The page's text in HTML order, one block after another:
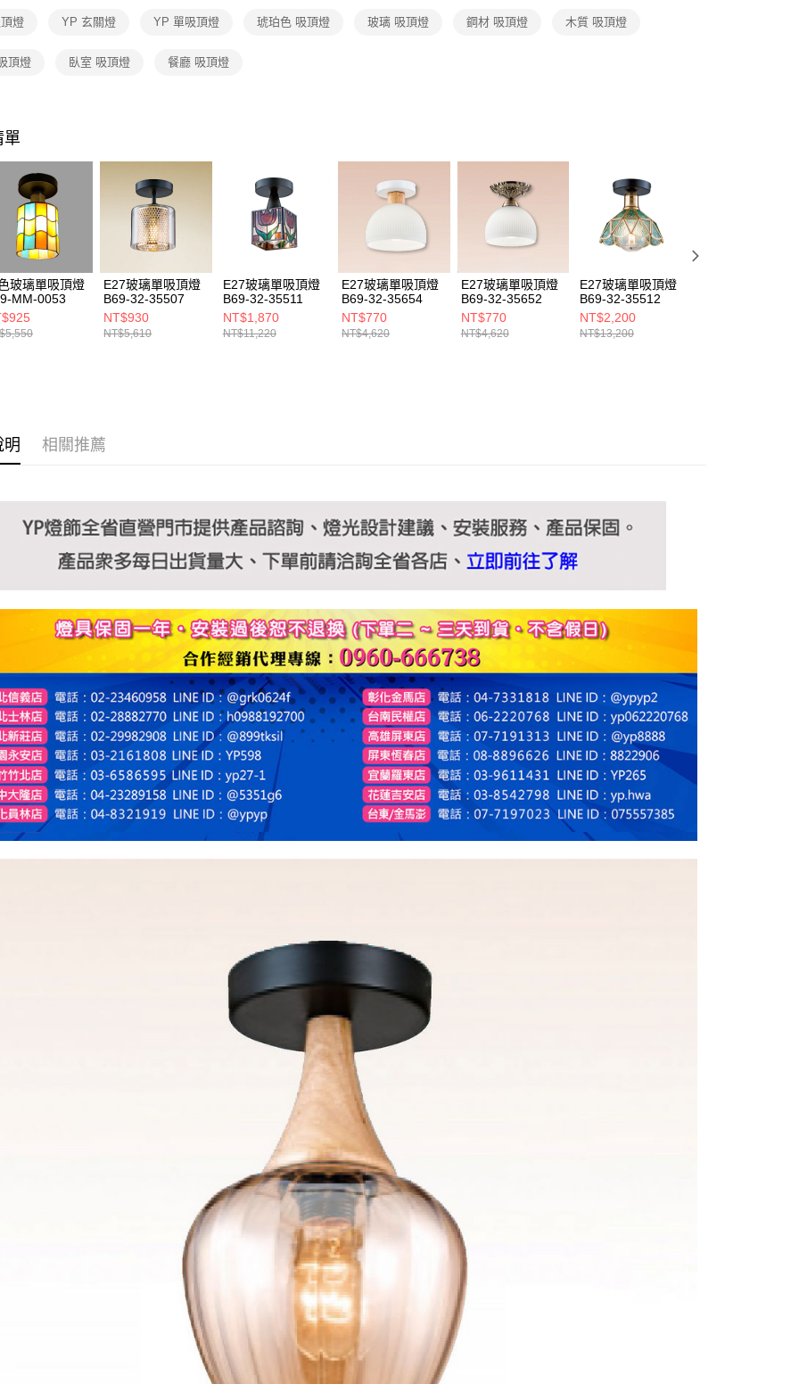
絡購買商品的店家。未經商家同意取消之訂單仍視為有效，需透過AFTEE
２．關於個人資料處理事宜，請瀏覽以下網址：
https://aftee.tw/terms/#terms3
３．未成年的使用者請事先徵得法定代理人或監護人之同意方可使用
「AFTEE先享後付」，若未經同意申辦者引起之損失，本公司不負相關責
任。
即時審查核予不同之上限額度；若仍有額度不足之情形，本公司將視審查
結果請求用戶進行身份認證。
５．嚴禁一人註冊多個帳號或使用他人資訊註冊。若發現惡意使用之情
形，恩沛科技股份有限公司將有權停止該用戶之使用額度並採取法律行
燈 YP 玄關燈 YP 單吸頂燈 琥珀色 吸頂燈 玻璃 吸頂燈 鋼材 吸頂燈 木質 吸頂燈
頂燈 臥室 吸頂燈 餐廳 吸頂燈
單
玻璃單吸頂燈
MM-0053
E27玻璃單吸頂燈
B69-32-35507
NT$930
NT$5,610
E27玻璃單吸頂燈
B69-32-35511
NT$1,870
NT$11,220
E27玻璃單吸頂燈
B69-32-35654
NT$770
NT$4,620
E27玻璃單吸頂燈
B69-32-35652
NT$770
NT$4,620
E27玻璃單吸頂燈
B69-32-35512
NT$2,200
NT$13,200
明 相關推薦